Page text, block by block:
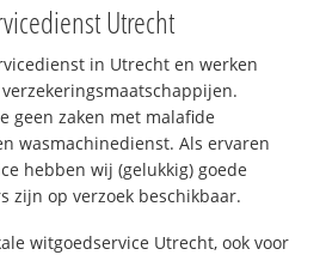
Utrecht
in Utrecht en werken
geen zaken met malafide
wasmachinedienst. Als ervaren
hebben wij (gelukkig) goede
zijn op verzoek beschikbaar.
witgoedservice Utrecht, ook voor